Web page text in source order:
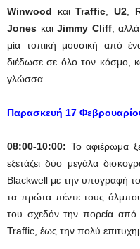
Winwood καιTraffic U2,
Jones καιJimmy Cliff,
μία τοπική μουσική από
διέδωσε σε όλο τον κόσμο,
γλώσσα.
Παρασκευή 17
08:00-10:00: Το αφιέρωμα
εξετάζει δύο μεγάλα
Blackwell με την υπογραφή
τα πρώτα πέντε τους
του σχεδόν την πορεία
Traffic, έως την πολύ